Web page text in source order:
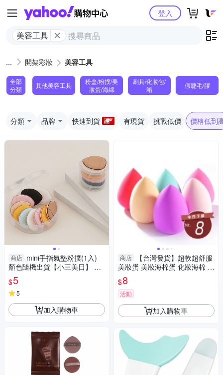
Yahoo購物中心
美容工具
登入
開架彩妝 美容工具
全部
分類
其他美容工具
粉盒/粉撲/美
妝蛋/海綿
刷具/化妝包/
箱
假睫毛/膠
分類 品牌 快速到貨 有現貨 挑戰低價 價格低到
商店 mini手指氣墊粉撲(1入)
顏色隨機出貨【小三美日】 DS
020158
$5
5
加入購物車
商店
【台灣發貨】超軟超舒服
美妝蛋 美妝海棉蛋 化妝海棉 粉
撲【N17】
$8
活動
加入購物車